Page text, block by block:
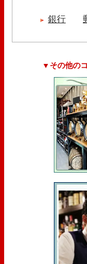
銀行
▼その他の